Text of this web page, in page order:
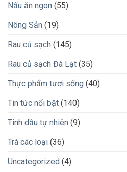
Nấu ăn ngon (55)
Nông Sản (19)
Rau củ sạch (145)
Rau củ sạch Đà Lạt (35)
Thực phẩm tươi sống (40)
Tin tức nổi bật (140)
Tinh dầu tự nhiên (9)
Trà các loại (36)
Uncategorized (4)